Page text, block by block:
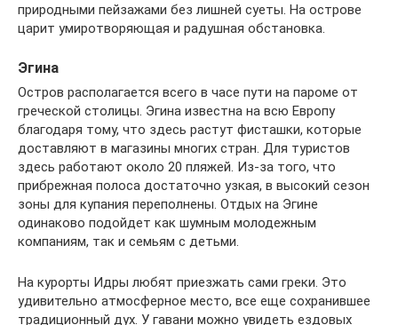
природными пейзажами без лишней суеты. На острове
царит умиротворяющая и радушная обстановка.
Эгина
Остров располагается всего в часе пути на пароме от
греческой столицы. Эгина известна на всю Европу
благодаря тому, что здесь растут фисташки, которые
доставляют в магазины многих стран. Для туристов
здесь работают около 20 пляжей. Из-за того, что
прибрежная полоса достаточно узкая, в высокий сезон
зоны для купания переполнены. Отдых на Эгине
одинаково подойдет как шумным молодежным
компаниям, так и семьям с детьми.
На курорты Идры любят приезжать сами греки. Это
удивительно атмосферное место, все еще сохранившее
традиционный дух. У гавани можно увидеть ездовых